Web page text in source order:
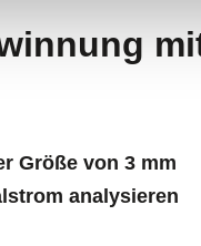
Größe von 3 mm
analysieren